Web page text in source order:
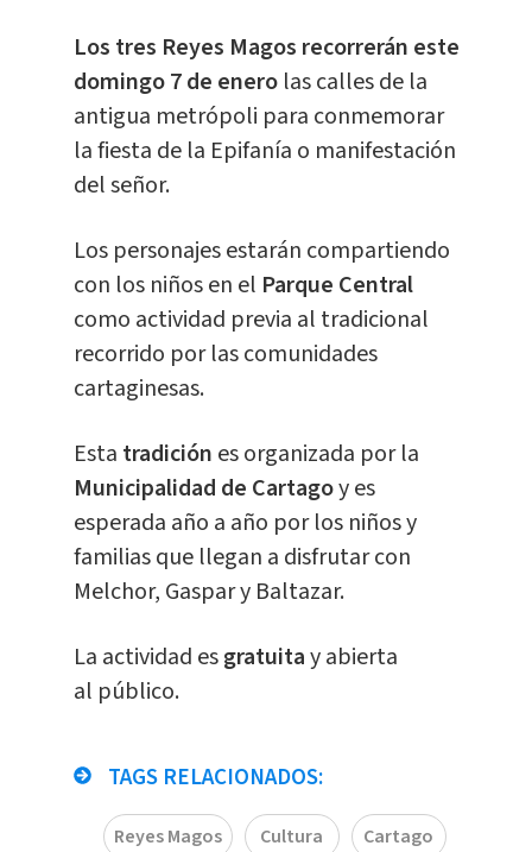
Los tres Reyes Magos recorrerán este
domingo 7 de enerolas calles de la
antigua metrópoli para conmemorar
la fiesta de la Epifanía o manifestación
del señor.
Los personajes estarán compartiendo
con los niños en el Parque Central
como actividad previa al tradicional
recorrido por las comunidades
cartaginesas.
Esta tradición es organizada por la
Municipalidad de Cartagoy es
esperada año a año por los niños y
familias que llegan a disfrutar con
Melchor, Gaspar y Baltazar.
La actividad esgratuitay abierta
al público.
TAGS RELACIONADOS:
Reyes Magos Cultura Cartago